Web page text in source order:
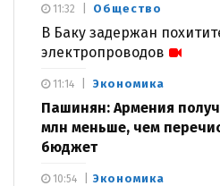
Общество
В Баку задержан
электропроводов
11:32
Экономика
Пашинян: Армения
млн меньше, чем
бюджет
11:14
Экономика
10:54